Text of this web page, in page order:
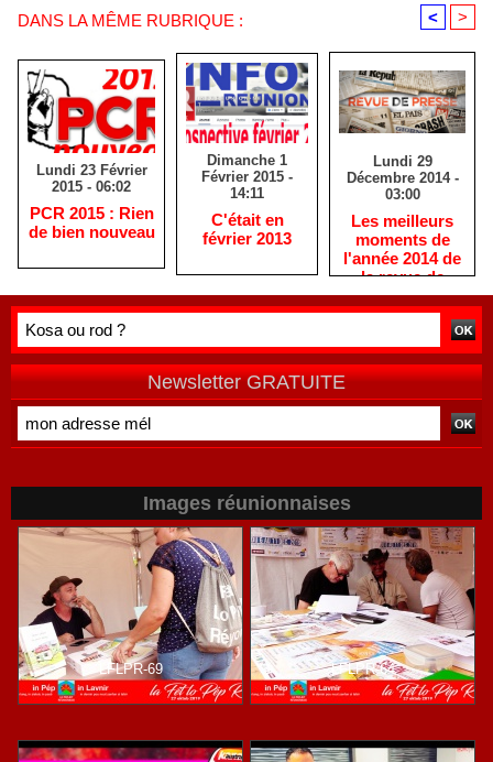
DANS LA MÊME RUBRIQUE : < >
Lundi 23 Février
2015 - 06:02
PCR 2015 : Rien
de bien nouveau
Dimanche 1
Février 2015 -
14:11
C'était en
février 2013
Lundi 29
Décembre 2014 -
03:00
Les meilleurs
moments de
l'année 2014 de
la revue de
presse
réunionnaise
Newsletter GRATUITE
Images réunionnaises
LFLPR-69 LFLPR-64